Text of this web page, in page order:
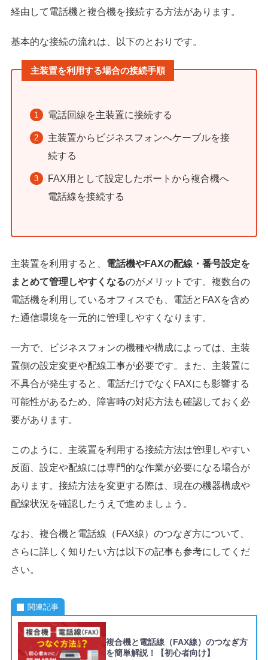
経由して電話機と複合機を接続する方法があります。
基本的な接続の流れは、以下のとおりです。
主装置を利用する場合の接続手順
電話回線を主装置に接続する
主装置からビジネスフォンへケーブルを接
続する
FAX用として設定したポートから複合機へ
電話線を接続する
主装置を利用すると、 電話機やFAXの配線・番号設定を
まとめて管理しやすくなるのがメリットです。複数台の
電話機を利用しているオフィスでも、電話とFAXを含め
た通信環境を一元的に管理しやすくなります。
一方で、ビジネスフォンの機種や構成によっては、主装
置側の設定変更や配線工事が必要です。また、主装置に
不具合が発生すると、電話だけでなくFAXにも影響する
可能性があるため、障害時の対応方法も確認しておく必
要があります。
このように、主装置を利用する接続方法は管理しやすい
反面、設定や配線には専門的な作業が必要になる場合が
あります。接続方法を変更する際は、現在の機器構成や
配線状況を確認したうえで進めましょう。
なお、複合機と電話線（FAX線）のつなぎ方について、
さらに詳しく知りたい方は以下の記事も参考にしてくだ
さい。
関連記事
複合機と電話線（FAX線）のつなぎ方
を簡単解説！【初心者向け】